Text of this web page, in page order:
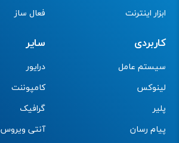
ابزار اینترنت
فعال ساز
کاربردی
سیستم عامل
لینوکس
پلیر
پیام رسان
سایر
درایور
کامپوننت
گرافیک
آنتی ویروس